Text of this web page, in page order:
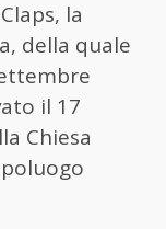
Claps, la
della quale
il 17
Chiesa